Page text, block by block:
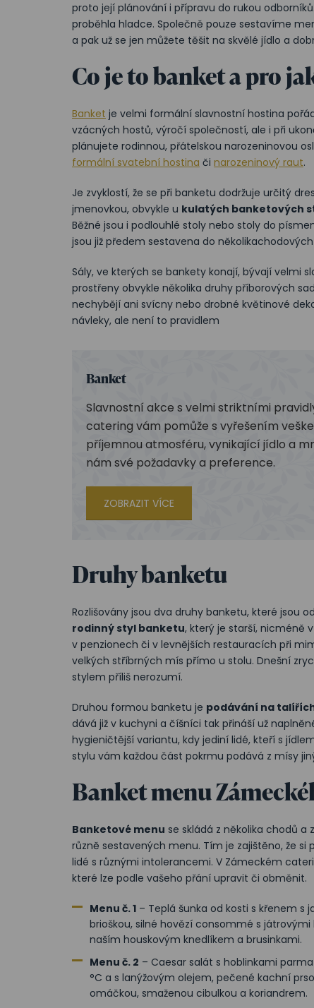
proto její plánování i přípravu do rukou
proběhla hladce. Společně pouze sestavíme
a pak už se jen můžete těšit na skvělé jídlo a
Co je to banket a pro
Banket je velmi formální slavnostní hostina
vzácných hostů, výročí společností, ale i při
plánujete rodinnou, přátelskou narozeninovou
formální svatební hostina či narozeninový raut.
Je zvyklostí, že se při banketu dodržuje určitý
jmenovkou, obvykle u kulatých banketových
Běžné jsou i podlouhlé stoly nebo stoly do
jsou již předem sestavena do
Sály, ve kterých se bankety konají, bývají velmi
prostřeny obvykle několika druhy příborových
nechybějí ani svícny nebo drobné květinové
návleky, ale není to pravidlem
Banket
Slavnostní akce s velmi striktními
catering vám pomůže s vyřešením
příjemnou atmosféru, vynikající jídlo a
nám své požadavky a preference.
ZOBRAZIT VÍCE
Druhy banketu
Rozlišovány jsou dva druhy banketu, které jsou
rodinný styl banketu, který je starší, nicméně
v penzionech či v levnějších restauracích při
velkých stříbrných mís přímo u stolu. Dnešní
stylem příliš nerozumí.
Druhou formou banketu je podávání na
dává již v kuchyni a číšníci tak přináší už
hygieničtější variantu, kdy jediní lidé, kteří s
stylu vám každou část pokrmu podává z mísy
Banket menu
Banketové menu se skládá z několika chodů a
různě sestavených menu. Tím je zajištěno, že
lidé s různými intolerancemi. V Zámeckém
které lze podle vašeho přání upravit či obměnit.
Menu č. 1 – Teplá šunka od kosti s křenem
brioškou, silné hovězí consommé s
naším houskovým knedlíkem a brusinkami.
Menu č. 2 – Caesar salát s hoblinkami
°C a s lanýžovým olejem, pečené kachní
omáčkou, smaženou cibulkou a koriandrem.